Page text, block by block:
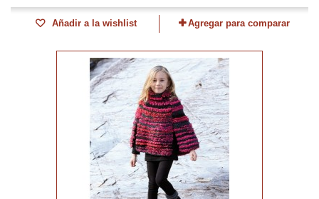
Añadir a la wishlist Agregar para comparar